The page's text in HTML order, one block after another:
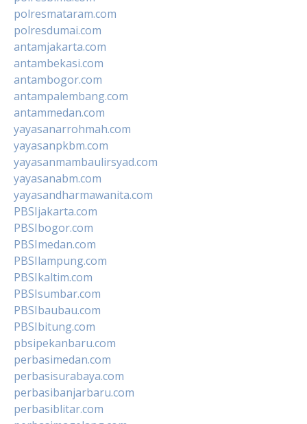
polresmataram.com
polresdumai.com
antamjakarta.com
antambekasi.com
antambogor.com
antampalembang.com
antammedan.com
yayasanarrohmah.com
yayasanpkbm.com
yayasanmambaulirsyad.com
yayasanabm.com
yayasandharmawanita.com
PBSIjakarta.com
PBSIbogor.com
PBSImedan.com
PBSIlampung.com
PBSIkaltim.com
PBSIsumbar.com
PBSIbaubau.com
PBSIbitung.com
pbsipekanbaru.com
perbasimedan.com
perbasisurabaya.com
perbasibanjarbaru.com
perbasiblitar.com